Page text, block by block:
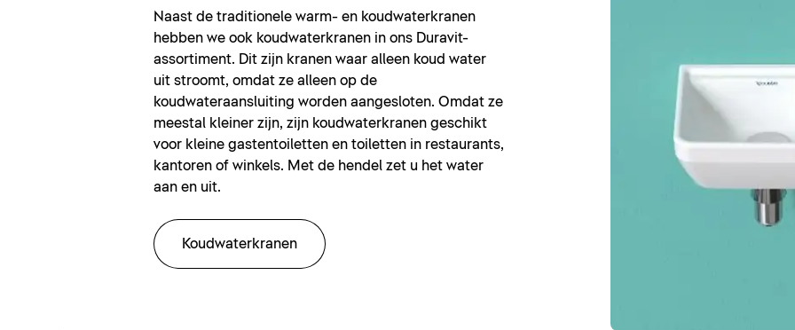
Naast de traditionele warm- en koudwaterkranen
hebben we ook koudwaterkranen in ons Duravit-
assortiment. Dit zijn kranen waar alleen koud water
uit stroomt, omdat ze alleen op de
koudwateraansluiting worden aangesloten. Omdat ze
meestal kleiner zijn, zijn koudwaterkranen geschikt
voor kleine gastentoiletten en toiletten in restaurants,
kantoren of winkels. Met de hendel zet u het water
aan en uit.
Koudwaterkranen